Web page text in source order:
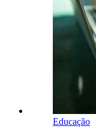
Educação